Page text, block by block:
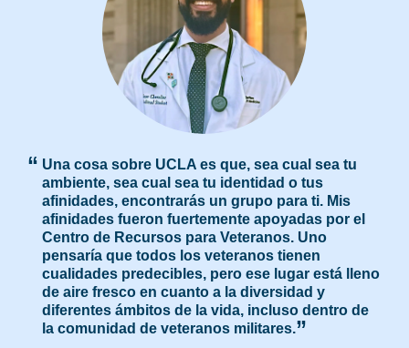
Una cosa sobre UCLA es que, sea cual sea tu
ambiente, sea cual sea tu identidad o tus
afinidades, encontrarás un grupo para ti. Mis
afinidades fueron fuertemente apoyadas por el
Centro de Recursos para Veteranos. Uno
pensaría que todos los veteranos tienen
cualidades predecibles, pero ese lugar está lleno
de aire fresco en cuanto a la diversidad y
diferentes ámbitos de la vida, incluso dentro de
la comunidad de veteranos militares.